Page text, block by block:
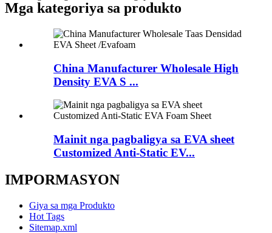
Mga kategoriya sa produkto
China Manufacturer Wholesale High
Density EVA S ...
Mainit nga pagbaligya sa EVA sheet
Customized Anti-Static EV...
IMPORMASYON
Giya sa mga Produkto
Hot Tags
Sitemap.xml